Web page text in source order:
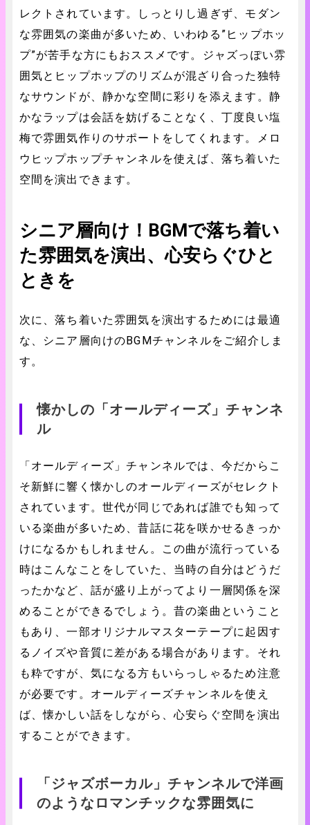
レクトされています。しっとりし過ぎず、モダン
な雰囲気の楽曲が多いため、いわゆる”ヒップホッ
プ”が苦手な方にもおススメです。ジャズっぽい雰
囲気とヒップホップのリズムが混ざり合った独特
なサウンドが、静かな空間に彩りを添えます。静
かなラップは会話を妨げることなく、丁度良い塩
梅で雰囲気作りのサポートをしてくれます。メロ
ウヒップホップチャンネルを使えば、落ち着いた
空間を演出できます。
シニア層向け！BGMで落ち着い
た雰囲気を演出、心安らぐひと
ときを
次に、落ち着いた雰囲気を演出するためには最適
な、シニア層向けのBGMチャンネルをご紹介しま
す。
懐かしの「オールディーズ」チャンネ
ル
「オールディーズ」チャンネルでは、今だからこ
そ新鮮に響く懐かしのオールディーズがセレクト
されています。世代が同じであれば誰でも知って
いる楽曲が多いため、昔話に花を咲かせるきっか
けになるかもしれません。この曲が流行っている
時はこんなことをしていた、当時の自分はどうだ
ったかなど、話が盛り上がってより一層関係を深
めることができるでしょう。昔の楽曲ということ
もあり、一部オリジナルマスターテープに起因す
るノイズや音質に差がある場合があります。それ
も粋ですが、気になる方もいらっしゃるため注意
が必要です。オールディーズチャンネルを使え
ば、懐かしい話をしながら、心安らぐ空間を演出
することができます。
「ジャズボーカル」チャンネルで洋画
のようなロマンチックな雰囲気に